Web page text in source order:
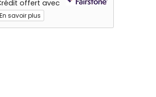
offert avec
En savoir plus